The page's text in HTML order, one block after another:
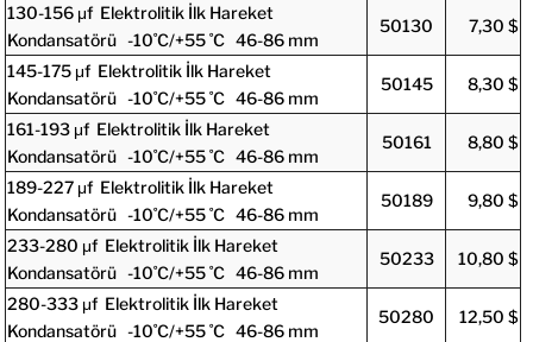
130-156 μf Elektrolitik İlk Hareket
Kondansatörü -10˚C/+55 ˚C 46-86 mm
50130 7,30 $
145-175 μf Elektrolitik İlk Hareket
Kondansatörü -10˚C/+55 ˚C 46-86 mm
50145 8,30 $
161-193 μf Elektrolitik İlk Hareket
Kondansatörü -10˚C/+55 ˚C 46-86 mm
50161 8,80 $
189-227 μf Elektrolitik İlk Hareket
Kondansatörü -10˚C/+55 ˚C 46-86 mm
50189 9,80 $
233-280 μf Elektrolitik İlk Hareket
Kondansatörü -10˚C/+55 ˚C 46-86 mm
50233 10,80 $
280-333 μf Elektrolitik İlk Hareket
Kondansatörü -10˚C/+55 ˚C 46-86 mm
50280 12,50 $